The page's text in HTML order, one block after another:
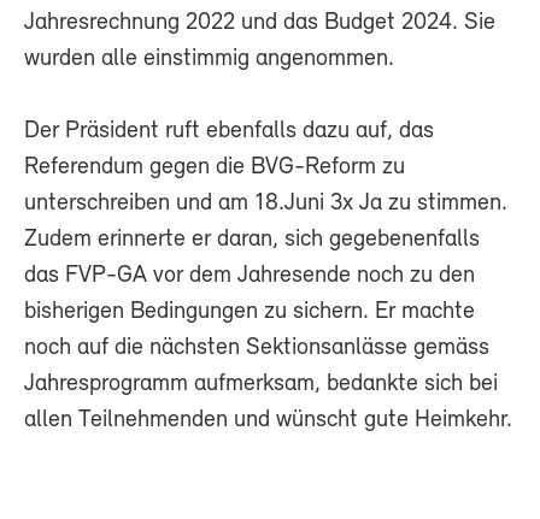
Jahresrechnung 2022 und das Budget 2024. Sie
wurden alle einstimmig angenommen.
Der Präsident ruft ebenfalls dazu auf, das
Referendum gegen die BVG-Reform zu
unterschreiben und am 18.Juni 3x Ja zu stimmen.
Zudem erinnerte er daran, sich gegebenenfalls
das FVP-GA vor dem Jahresende noch zu den
bisherigen Bedingungen zu sichern. Er machte
noch auf die nächsten Sektionsanlässe gemäss
Jahresprogramm aufmerksam, bedankte sich bei
allen Teilnehmenden und wünscht gute Heimkehr.